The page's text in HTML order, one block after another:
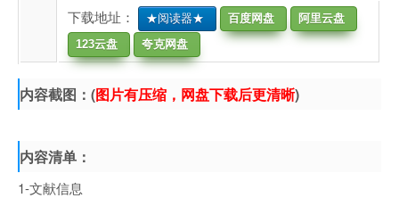
下载地址：
★阅读器★ 百度网盘
阿里云盘
123云盘
夸克网盘
内容截图：(图片有压缩，网盘下载后更清晰)
内容清单：
1-文献信息